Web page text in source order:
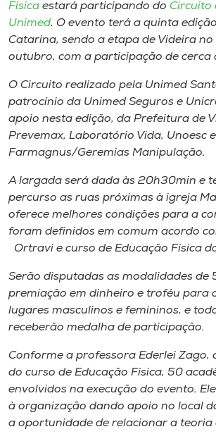
Unoesc
Store
Selecione
o idioma
A+
A-
Física estará participando do ​ C​ircuito
Unimed. O evento ​terá a ​quinta
Catarina, sendo a etapa de Videira no
outubro​,​ com a participação de ​cerca
O Circuito realiza​do pela Unimed
​patrocínio da Unimed Seguros e
apoio n​est​a edição​,​ da Prefeitura de
Prevemax, Laboratório Vida, Unoesc
Farmagnus/Geremias Manipulação.
​A largada ​será dada às 20h30​min​ e
percurso as ruas próximas à igreja
oferece melhores condições​ para a
foram​ definidos em comum acordo
Ortravi e curso de Educação Física
Serão disputadas as modalidades de
premiação em dinheiro e troféu para
lugar​es​ masculino​s​ e feminino​s,​ ​e
receberão medalha de participação.
Conforme a professora Ederlei Zago​,​
do curso de Educação Física, 50
envolvidos​ na execução do evento​.
à organização dando apoio no local
a oportunidade de relacionar ​a ​teoria